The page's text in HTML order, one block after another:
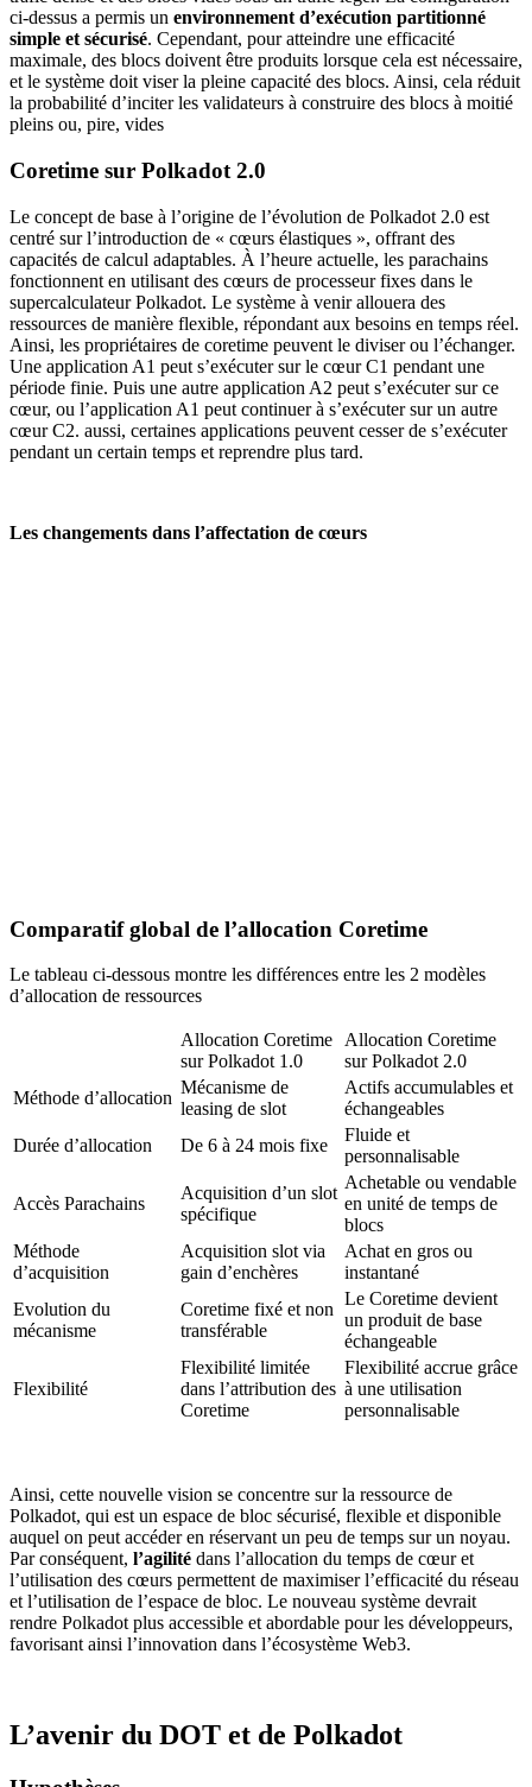
ci-dessus a permis un environnement d’exécution partitionné
simple et sécurisé. Cependant, pour atteindre une efficacité
maximale, des blocs doivent être produits lorsque cela est nécessaire,
et le système doit viser la pleine capacité des blocs. Ainsi, cela réduit
la probabilité d’inciter les validateurs à construire des blocs à moitié
pleins ou, pire, vides
Coretime sur Polkadot 2.0
Le concept de base à l’origine de l’évolution de Polkadot 2.0 est
centré sur l’introduction de « cœurs élastiques », offrant des
capacités de calcul adaptables. À l’heure actuelle, les parachains
fonctionnent en utilisant des cœurs de processeur fixes dans le
supercalculateur Polkadot. Le système à venir allouera des
ressources de manière flexible, répondant aux besoins en temps réel.
Ainsi, les propriétaires de coretime peuvent le diviser ou l’échanger.
Une application A1 peut s’exécuter sur le cœur C1 pendant une
période finie. Puis une autre application A2 peut s’exécuter sur ce
cœur, ou l’application A1 peut continuer à s’exécuter sur un autre
cœur C2. aussi, certaines applications peuvent cesser de s’exécuter
pendant un certain temps et reprendre plus tard.
Les changements dans l’affectation de cœurs
Comparatif global de l’allocation Coretime
Le tableau ci-dessous montre les différences entre les 2 modèles
d’allocation de ressources
Allocation Coretime
sur Polkadot 1.0
Allocation Coretime
sur Polkadot 2.0
Méthode d’allocation
Mécanisme de
leasing de slot
Actifs accumulables et
échangeables
Durée d’allocation
De 6 à 24 mois fixe
Fluide et
personnalisable
Accès Parachains
Acquisition d’un slot
spécifique
Achetable ou vendable
en unité de temps de
blocs
Méthode
d’acquisition
Acquisition slot via
gain d’enchères
Achat en gros ou
instantané
Evolution du
mécanisme
Coretime fixé et non
transférable
Le Coretime devient
un produit de base
échangeable
Flexibilité
Flexibilité limitée
dans l’attribution des
Coretime
Flexibilité accrue grâce
à une utilisation
personnalisable
Ainsi, cette nouvelle vision se concentre sur la ressource de
Polkadot, qui est un espace de bloc sécurisé, flexible et disponible
auquel on peut accéder en réservant un peu de temps sur un noyau.
Par conséquent, l’agilité dans l’allocation du temps de cœur et
l’utilisation des cœurs permettent de maximiser l’efficacité du réseau
et l’utilisation de l’espace de bloc. Le nouveau système devrait
rendre Polkadot plus accessible et abordable pour les développeurs,
favorisant ainsi l’innovation dans l’écosystème Web3.
L’avenir du DOT et de Polkadot